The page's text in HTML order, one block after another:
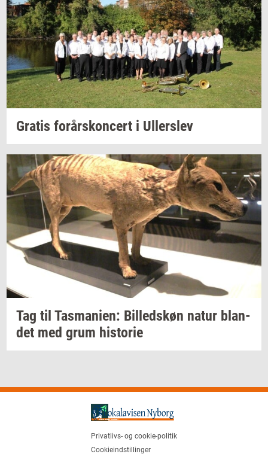
Gra­tis for­års­kon­cert i Ul­ler­s­lev
Tag til Tas­ma­ni­en: Bil­leds­køn natur blan­
det med grum hi­sto­rie
Privatlivs- og cookie-politik
Cookieindstillinger